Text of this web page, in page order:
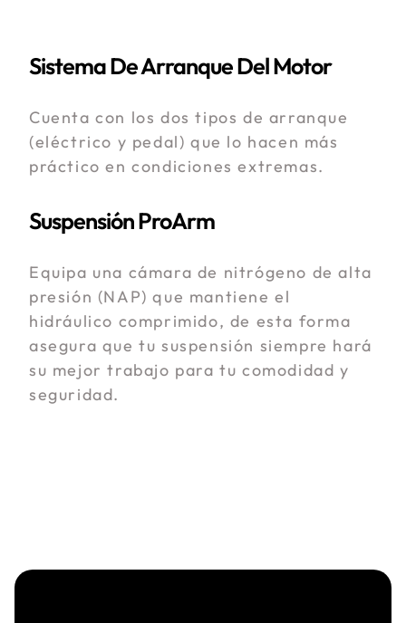
Sistema De Arranque Del Motor
Cuenta con los dos tipos de arranque
(eléctrico y pedal) que lo hacen más
práctico en condiciones extremas.​
Suspensión ProArm
Equipa una cámara de nitrógeno de alta
presión (NAP) que mantiene el
hidráulico comprimido, de esta forma
asegura que tu suspensión siempre hará
su mejor trabajo para tu comodidad y
seguridad.